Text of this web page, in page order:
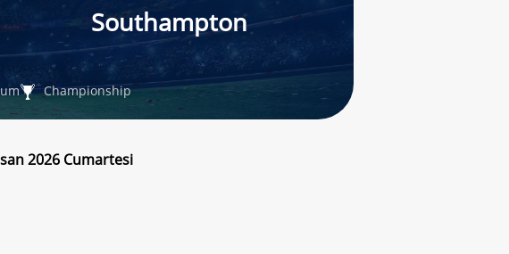
Southampton
Championship
2026 Cumartesi